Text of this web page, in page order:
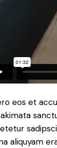
eos et
aliquyam